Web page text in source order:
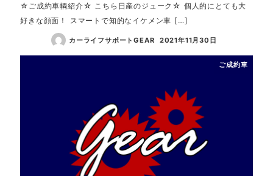
☆ご成約車輌紹介☆ こちら日産のジューク☆ 個人的にとても大
好きな顔面！ スマートで知的なイケメン車 […]
カーライフサポートGEAR 2021年11月30日
ご成約車